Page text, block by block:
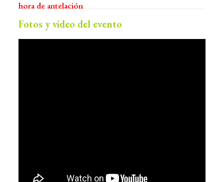
hora de antelación
Fotos y video del evento